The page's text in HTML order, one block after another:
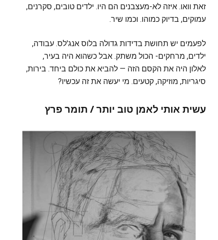
זאת וואו. איזה לא-מעצבנים הם היו. ילדים טובים, סקרנים,
עמוקים, בדיוק כמוהו. וכמו שיר.
לפעמים יש תחושת בדידות גדולה בלוס אנג'לס. עבודה,
ילדים, מרחקים- הכול משתק. אבל כשהוא היה בעיר,
לאלון היה את הקסם הזה — להביא את כולם ביחד. בירות,
סיגריות, מוזיקה, קטעים. מי יעשה את זה עכשיו?
עשית אותי לאמן טוב יותר/ תומר פרץ